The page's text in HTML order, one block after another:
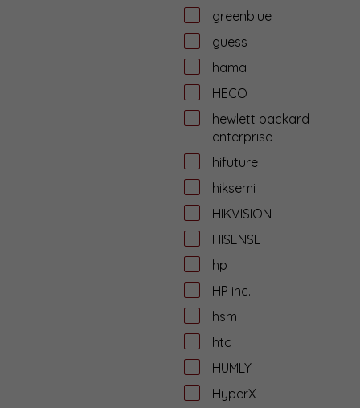
greenblue
guess
hama
HECO
hewlett packard
enterprise
hifuture
hiksemi
HIKVISION
HISENSE
hp
HP inc.
hsm
htc
HUMLY
HyperX